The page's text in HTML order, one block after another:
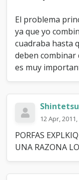
El problema
ya que yo
cuadraba hasta
deben combinar
es muy
Shintetsu
12 Apr,
PORFAS
UNA RAZONA